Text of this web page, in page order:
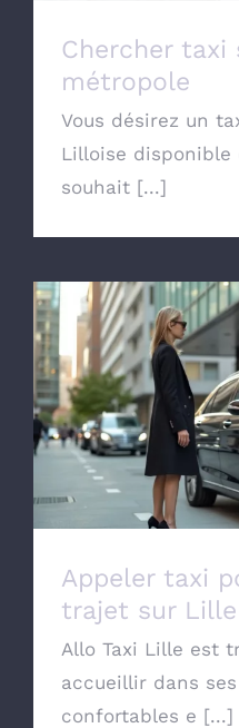
Chercher
métropole
Vous désirez un
Lilloise disponible
souhait [...]
Appeler taxi pour
Appeler taxi
trajet sur Lille
Allo Taxi Lille est
accueillir dans
confortables e [...]